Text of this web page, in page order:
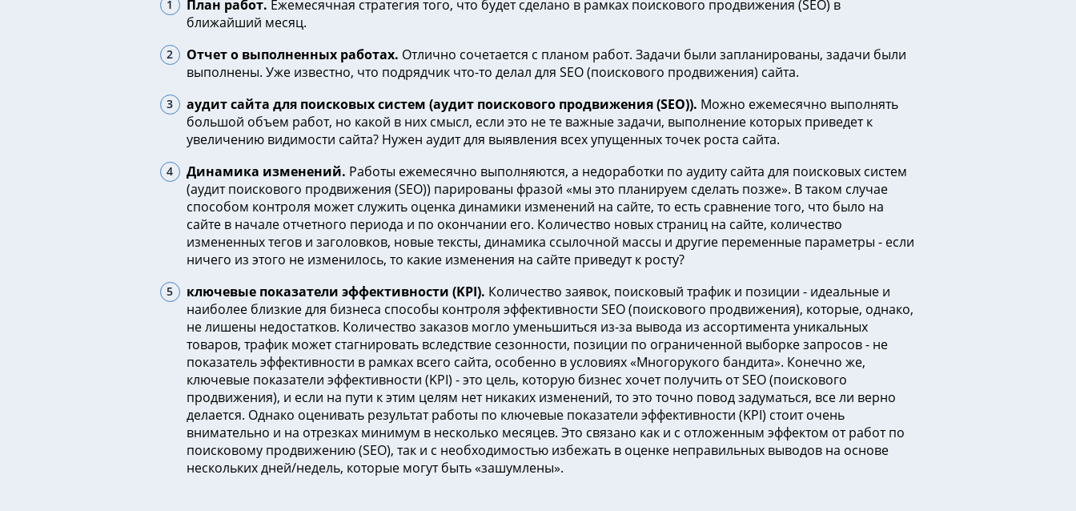
План работ. Ежемесячная стратегия того, что будет сделано в рамках поискового продвижения (SEO) в
ближайший месяц.
Отчет о выполненных работах. Отлично сочетается с планом работ. Задачи были запланированы, задачи были
выполнены. Уже известно, что подрядчик что-то делал для SEO (поискового продвижения) сайта.
аудит сайта для поисковых систем (аудит поискового продвижения (SEO)). Можно ежемесячно выполнять
большой объем работ, но какой в них смысл, если это не те важные задачи, выполнение которых приведет к
увеличению видимости сайта? Нужен аудит для выявления всех упущенных точек роста сайта.
Динамика изменений. Работы ежемесячно выполняются, а недоработки по аудиту сайта для поисковых систем
(аудит поискового продвижения (SEO)) парированы фразой «мы это планируем сделать позже». В таком случае
способом контроля может служить оценка динамики изменений на сайте, то есть сравнение того, что было на
сайте в начале отчетного периода и по окончании его. Количество новых страниц на сайте, количество
измененных тегов и заголовков, новые тексты, динамика ссылочной массы и другие переменные параметры - если
ничего из этого не изменилось, то какие изменения на сайте приведут к росту?
ключевые показатели эффективности (KPI). Количество заявок, поисковый трафик и позиции - идеальные и
наиболее близкие для бизнеса способы контроля эффективности SEO (поискового продвижения), которые, однако,
не лишены недостатков. Количество заказов могло уменьшиться из-за вывода из ассортимента уникальных
товаров, трафик может стагнировать вследствие сезонности, позиции по ограниченной выборке запросов - не
показатель эффективности в рамках всего сайта, особенно в условиях «Многорукого бандита». Конечно же,
ключевые показатели эффективности (KPI) - это цель, которую бизнес хочет получить от SEO (поискового
продвижения), и если на пути к этим целям нет никаких изменений, то это точно повод задуматься, все ли верно
делается. Однако оценивать результат работы по ключевые показатели эффективности (KPI) стоит очень
внимательно и на отрезках минимум в несколько месяцев. Это связано как и с отложенным эффектом от работ по
поисковому продвижению (SEO), так и с необходимостью избежать в оценке неправильных выводов на основе
нескольких дней/недель, которые могут быть «зашумлены».